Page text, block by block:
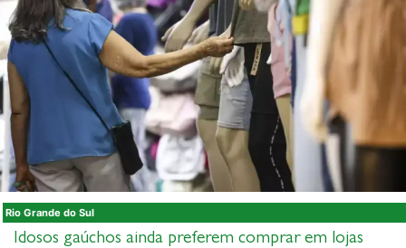
Rio Grande do Sul
Idosos gaúchos ainda preferem comprar em lojas